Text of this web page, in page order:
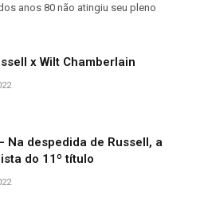
anos 80 não atingiu seu pleno
x Wilt Chamberlain
Na despedida de Russell, a
do 11º título